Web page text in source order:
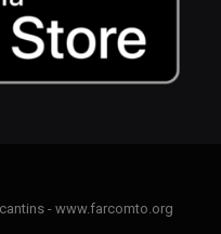
- www.farcomto.org